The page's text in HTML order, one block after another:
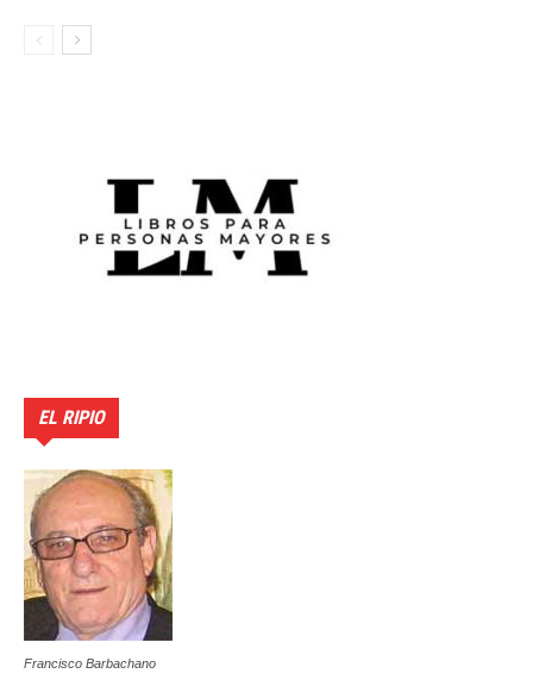
EL RIPIO
Francisco Barbachano